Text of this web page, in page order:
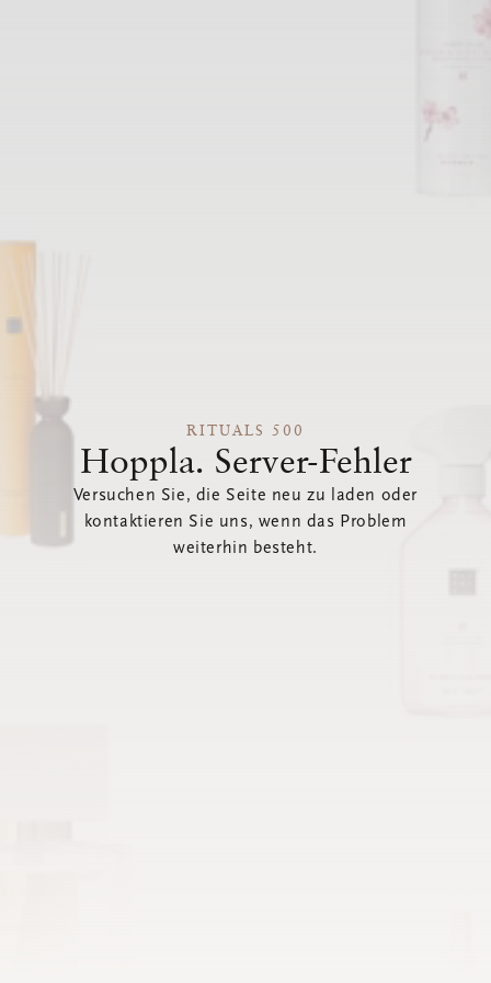
RITUALS 500
Hoppla. Server-Fehler
Versuchen Sie, die Seite neu zu laden oder
kontaktieren Sie uns, wenn das Problem
weiterhin besteht.